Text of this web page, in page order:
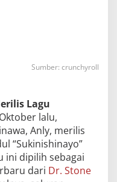
Sumber: crunchyroll
Lagu
lalu,
Anly, merilis
“Sukinishinayo”
ini dipilih sebagai
dari Dr. Stone